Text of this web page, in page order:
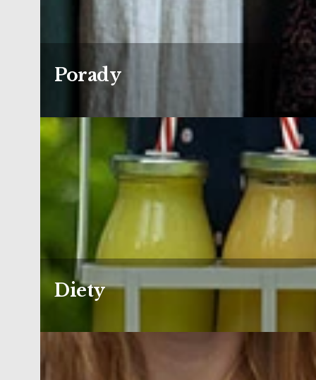
Porady
Diety